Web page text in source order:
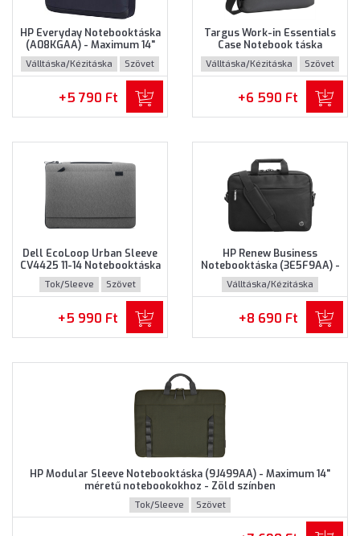
HP Everyday Notebooktáska
(A08KGAA) - Maximum 14"
méretű notebookokhoz
Válltáska/Kézitáska Szövet
+5 790 Ft
Targus Work-in Essentials
Case Notebook táska
(TED007GL) - Maximum 14.0"
méretű notebokhoz -
Fekete-szürke színben
Válltáska/Kézitáska Szövet
+6 590 Ft
Dell EcoLoop Urban Sleeve
CV4425 11-14 Notebooktáska
(460-BDWQ) - Maximum 14"
méretű notebookokhoz,
Szürke színben
Tok/Sleeve Szövet
+5 990 Ft
HP Renew Business
Notebooktáska (3E5F9AA) -
Maximum 14.0" méretű
notebookokhoz - Fekete
színben
Válltáska/Kézitáska
Újrahasznosított műanyag
+8 690 Ft
HP Modular Sleeve Notebooktáska (9J499AA) - Maximum 14"
méretű notebookokhoz - Zöld színben
Tok/Sleeve Szövet